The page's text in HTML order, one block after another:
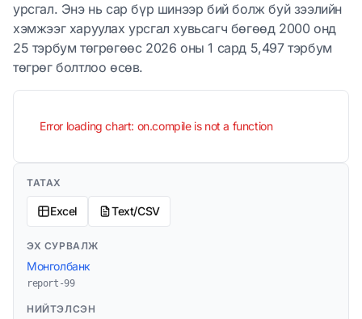
урсгал. Энэ нь сар бүр шинээр бий болж буй зээлийн
хэмжээг харуулах урсгал хувьсагч бөгөөд 2000 онд
25 тэрбум төгрөгөөс 2026 оны 1 сард 5,497 тэрбум
төгрөг болтлоо өсөв.
Error loading chart: on.compile is not a function
ТАТАХ
Excel Text/CSV
ЭХ СУРВАЛЖ
Монголбанк
report-99
НИЙТЭЛСЭН